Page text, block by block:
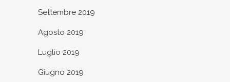
Settembre 2019
Agosto 2019
Luglio 2019
Giugno 2019